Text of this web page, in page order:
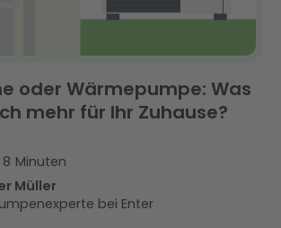
oder Wärmepumpe: Was
mehr für Ihr Zuhause?
8 Minuten
Müller
bei Enter